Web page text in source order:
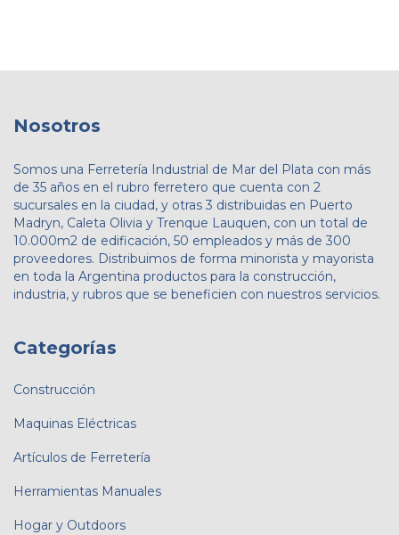
Nosotros
Somos una Ferretería Industrial de Mar del Plata con más
de 35 años en el rubro ferretero que cuenta con 2
sucursales en la ciudad, y otras 3 distribuidas en Puerto
Madryn, Caleta Olivia y Trenque Lauquen, con un total de
10.000m2 de edificación, 50 empleados y más de 300
proveedores. Distribuimos de forma minorista y mayorista
en toda la Argentina productos para la construcción,
industria, y rubros que se beneficien con nuestros servicios.
Categorías
Construcción
Maquinas Eléctricas
Artículos de Ferretería
Herramientas Manuales
Hogar y Outdoors